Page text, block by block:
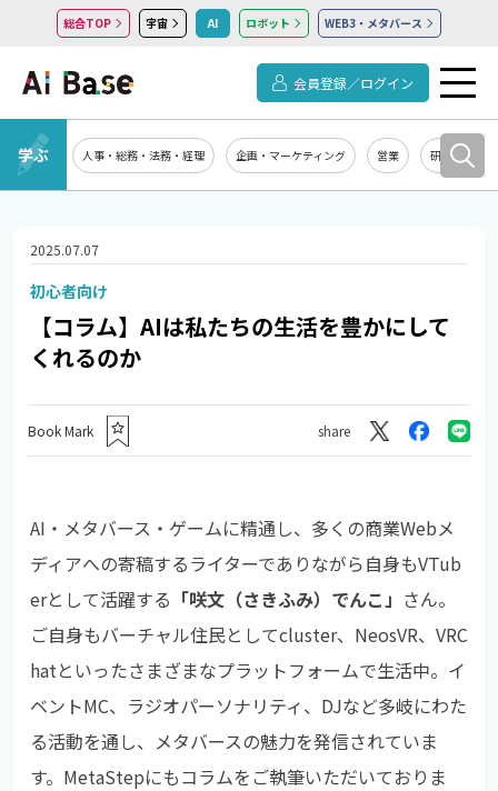
総合TOP 宇宙 AI ロボット WEB3・メタバース
会員登録／ログイン
学ぶ 人事・総務・法務・経理 企画・マーケティング 営業 研究開発
2025.07.07
初心者向け
【コラム】AIは私たちの生活を豊かにして
くれるのか
Book Mark share
AI・メタバース・ゲームに精通し、多くの商業Webメ
ディアへの寄稿するライターでありながら自身もVTub
erとして活躍する 「咲文（さきふみ）でんこ」 さん。
ご自身もバーチャル住民としてcluster、NeosVR、VRC
hatといったさまざまなプラットフォームで生活中。イ
ベントMC、ラジオパーソナリティ、DJなど多岐にわた
る活動を通し、メタバースの魅力を発信されていま
す。 MetaStepにもコラムをご執筆いただいておりま